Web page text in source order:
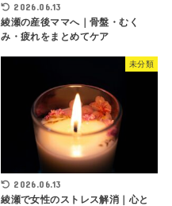
2026.06.13
綾瀬の産後ママへ｜骨盤・むく
み・疲れをまとめてケア
未分類
2026.06.13
綾瀬で女性のストレス解消｜心と